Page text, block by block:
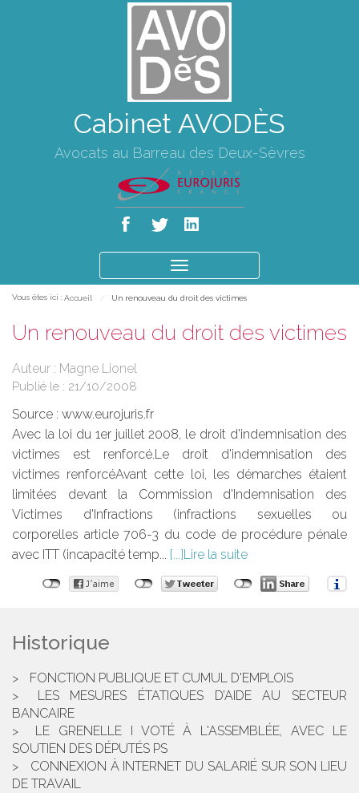
Cabinet AVODÈS
Avocats au Barreau des Deux-Sèvres
le
Vous êtes ici : Accueil Un renouveau du droit des victimes
Un renouveau du droit des victimes
Auteur : Magne Lionel
Publié le : 21/10/2008
Source : www.eurojuris.fr
Avec la loi du 1er juillet 2008, le droit d'indemnisation des
victimes est renforcé.Le droit d'indemnisation des
victimes renforcéAvant cette loi, les démarches étaient
limitées devant la Commission d'Indemnisation des
Victimes d'Infractions (infractions sexuelles ou
corporelles article 706-3 du code de procédure pénale
avec ITT (incapacité temp...
Lire la suite
Historique
FONCTION PUBLIQUE ET CUMUL D'EMPLOIS
LES MESURES ÉTATIQUES D’AIDE AU SECTEUR
BANCAIRE
LE GRENELLE I VOTÉ À L'ASSEMBLÉE, AVEC LE
SOUTIEN DES DÉPUTÉS PS
CONNEXION À INTERNET DU SALARIÉ SUR SON LIEU
DE TRAVAIL